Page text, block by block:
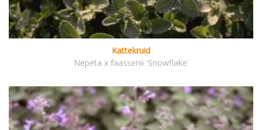
Kattekruid
Nepeta x faassenii 'Snowflake'